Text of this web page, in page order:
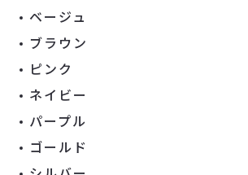
ベージュ
ブラウン
ピンク
ネイビー
パープル
ゴールド